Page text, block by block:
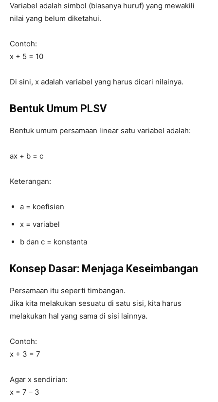
Variabel adalah simbol (biasanya huruf) yang mewakili
nilai yang belum diketahui.
Contoh:
x + 5 = 10
Di sini, x adalah variabel yang harus dicari nilainya.
Bentuk Umum PLSV
Bentuk umum persamaan linear satu variabel adalah:
ax + b = c
Keterangan:
a = koefisien
x = variabel
b dan c = konstanta
Konsep Dasar: Menjaga Keseimbangan
Persamaan itu seperti timbangan.
Jika kita melakukan sesuatu di satu sisi, kita harus
melakukan hal yang sama di sisi lainnya.
Contoh:
x + 3 = 7
Agar x sendirian:
x = 7 – 3